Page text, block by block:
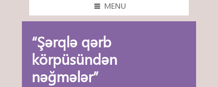
MENU
“Şərqlə qərb
körpüsündən
nəğmələr”